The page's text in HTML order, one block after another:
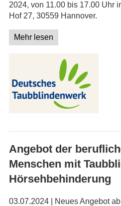
2024, von 11.00 bis 17.00 Uhr
Hof 27, 30559 Hannover.
Mehr lesen
Angebot der
Menschen mit
Hörsehbehinderung
03.07.2024 | Neues Angebot